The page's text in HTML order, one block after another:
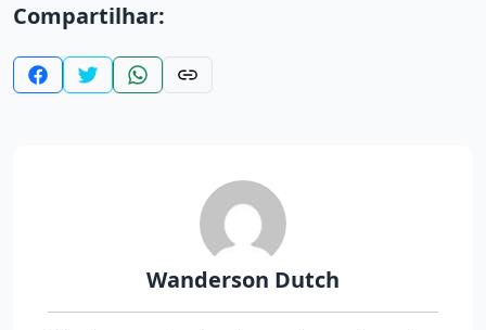
Compartilhar:
Wanderson Dutch